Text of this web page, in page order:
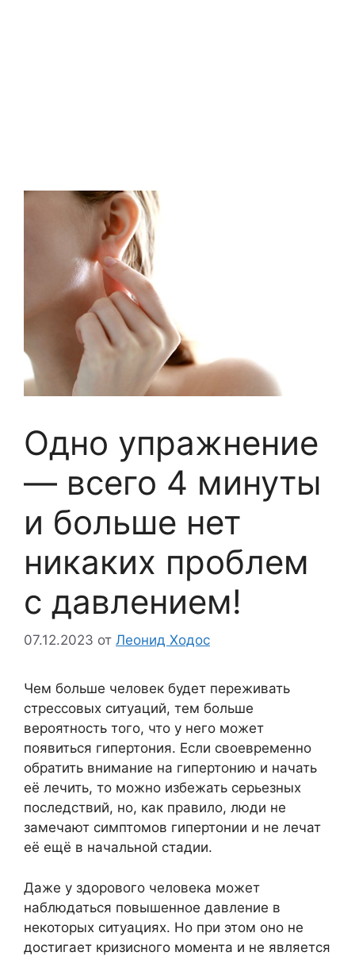
Одно упражнение
— всего 4 минуты
и больше нет
никаких проблем
с давлением!
07.12.2023 от Леонид Ходос
Чем больше человек будет переживать
стрессовых ситуаций, тем больше
вероятность того, что у него может
появиться гипертония. Если своевременно
обратить внимание на гипертонию и начать
её лечить, то можно избежать серьезных
последствий, но, как правило, люди не
замечают симптомов гипертонии и не лечат
её ещё в начальной стадии.
Даже у здорового человека может
наблюдаться повышенное давление в
некоторых ситуациях. Но при этом оно не
достигает кризисного момента и не является